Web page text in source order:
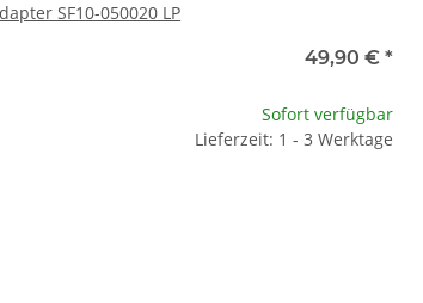
SF10-050020 LP
49,90 € *
Sofort verfügbar
Lieferzeit: 1 - 3 Werktage